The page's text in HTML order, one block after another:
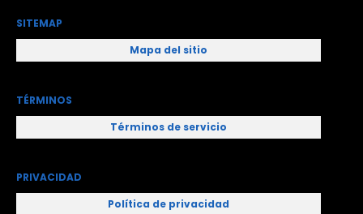
SITEMAP
Mapa del sitio
TÉRMINOS
Términos de servicio
PRIVACIDAD
Política de privacidad